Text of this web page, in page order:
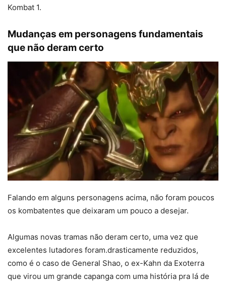
Kombat 1.
Mudanças em personagens fundamentais
que não deram certo
Falando em alguns personagens acima, não foram poucos
os kombatentes que deixaram um pouco a desejar.
Algumas novas tramas não deram certo, uma vez que
excelentes lutadores foram.drasticamente reduzidos,
como é o caso de General Shao, o ex-Kahn da Exoterra
que virou um grande capanga com uma história pra lá de